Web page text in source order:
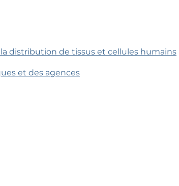
distribution de tissus et cellules humains
et des agences